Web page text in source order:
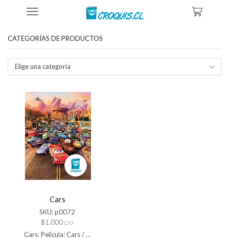
Tienda Productos Etiquetados “Cars Chile”
CATEGORÍAS DE PRODUCTOS
Elige una categoría
Cars
SKU:p0072
$1.000 C/U
Cars. Película: Cars / ...